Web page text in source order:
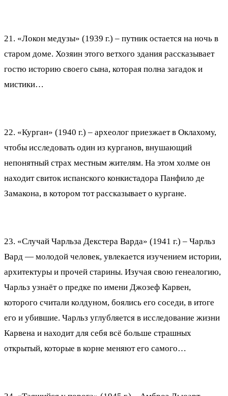
21. «Локон медузы» (1939 г.) – путник остается на ночь в
старом доме. Хозяин этого ветхого здания рассказывает
гостю историю своего сына, которая полна загадок и
мистики…
22. «Курган» (1940 г.) – археолог приезжает в Оклахому,
чтобы исследовать один из курганов, внушающий
непонятный страх местным жителям. На этом холме он
находит свиток испанского конкистадора Панфило де
Замакона, в котором тот рассказывает о кургане.
23. «Случай Чарльза Декстера Варда» (1941 г.) – Чарльз
Вард — молодой человек, увлекается изучением истории,
архитектуры и прочей старины. Изучая свою генеалогию,
Чарльз узнаёт о предке по имени Джозеф Карвен,
которого считали колдуном, боялись его соседи, в итоге
его и убившие. Чарльз углубляется в исследование жизни
Карвена и находит для себя всё больше страшных
открытый, которые в корне меняют его самого…